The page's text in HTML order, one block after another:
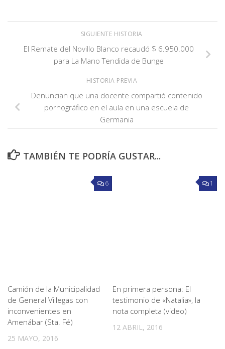
SIGUIENTE HISTORIA
El Remate del Novillo Blanco recaudó $ 6.950.000
para La Mano Tendida de Bunge
HISTORIA PREVIA
Denuncian que una docente compartió contenido
pornográfico en el aula en una escuela de
Germania
TAMBIÉN TE PODRÍA GUSTAR...
6
Camión de la Municipalidad
de General Villegas con
inconvenientes en
Amenábar (Sta. Fé)
25 MAYO, 2016
1
En primera persona: El
testimonio de «Natalia», la
nota completa (video)
12 ABRIL, 2016